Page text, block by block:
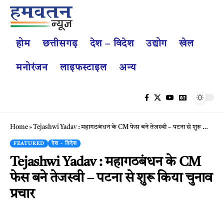
होम छत्तीसगढ़ देश – विदेश उद्योग खेल
मनोरंजन लाइफस्टाइल अन्य
Home»Tejashwi Yadav : महागठबंधन के CM फेस बने तेजस्वी – पटना से शुरू किया चुनाव प्रचार
FEATURED देश - विदेश
Tejashwi Yadav : महागठबंधन के CM
फेस बने तेजस्वी – पटना से शुरू किया चुनाव
प्रचार